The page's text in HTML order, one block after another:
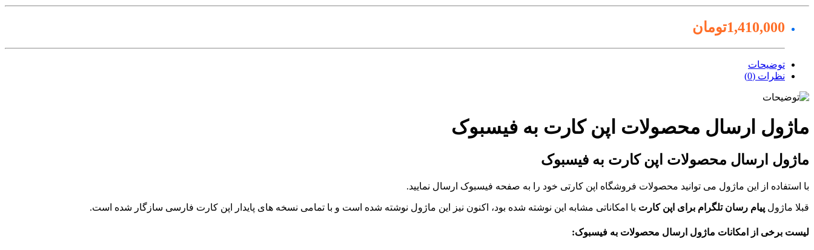
1,410,000تومان
توضیحات
نظرات (0)
ماژول ارسال محصولات اپن کارت به فیسبوک
ماژول ارسال محصولات اپن کارت به فیسبوک
با استفاده از این ماژول می توانید محصولات فروشگاه اپن کارتی خود را به صفحه فیسبوک ارسال نمایید.
قبلا ماژول پیام رسان تلگرام برای اپن کارت با امکاناتی مشابه این نوشته شده بود، اکنون نیز این ماژول نوشته شده است و با تمامی نسخه های پایدار اپن کارت فارسی سازگار شده است.
لیست برخی از امکانات ماژول ارسال محصولات به فیسبوک: